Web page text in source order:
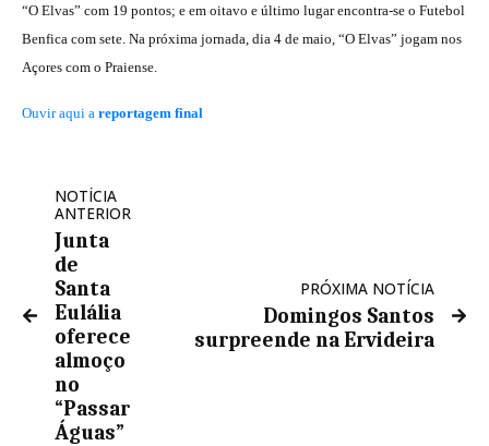
“O Elvas” com 19 pontos; e em oitavo e último lugar encontra-se o Futebol
Benfica com sete. Na próxima jornada, dia 4 de maio, “O Elvas” jogam nos
Açores com o Praiense.
Ouvir aqui a reportagem final
NOTÍCIA
ANTERIOR
Junta
de
Santa
Eulália
oferece
almoço
no
“Passar
Águas”
PRÓXIMA NOTÍCIA
Domingos Santos
surpreende na Ervideira